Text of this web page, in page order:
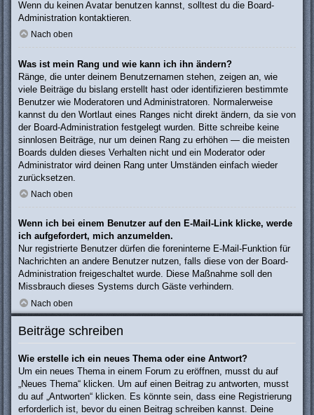
Wenn du keinen Avatar benutzen kannst, solltest du die Board-
Administration kontaktieren.
Nach oben
Was ist mein Rang und wie kann ich ihn ändern?
Ränge, die unter deinem Benutzernamen stehen, zeigen an, wie
viele Beiträge du bislang erstellt hast oder identifizieren bestimmte
Benutzer wie Moderatoren und Administratoren. Normalerweise
kannst du den Wortlaut eines Ranges nicht direkt ändern, da sie von
der Board-Administration festgelegt wurden. Bitte schreibe keine
sinnlosen Beiträge, nur um deinen Rang zu erhöhen — die meisten
Boards dulden dieses Verhalten nicht und ein Moderator oder
Administrator wird deinen Rang unter Umständen einfach wieder
zurücksetzen.
Nach oben
Wenn ich bei einem Benutzer auf den E-Mail-Link klicke, werde
ich aufgefordert, mich anzumelden.
Nur registrierte Benutzer dürfen die foreninterne E-Mail-Funktion für
Nachrichten an andere Benutzer nutzen, falls diese von der Board-
Administration freigeschaltet wurde. Diese Maßnahme soll den
Missbrauch dieses Systems durch Gäste verhindern.
Nach oben
Beiträge schreiben
Wie erstelle ich ein neues Thema oder eine Antwort?
Um ein neues Thema in einem Forum zu eröffnen, musst du auf
„Neues Thema“ klicken. Um auf einen Beitrag zu antworten, musst
du auf „Antworten“ klicken. Es könnte sein, dass eine Registrierung
erforderlich ist, bevor du einen Beitrag schreiben kannst. Deine